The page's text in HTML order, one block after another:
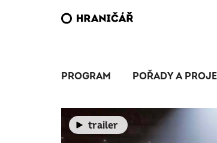
PROGRAM POŘADY A
trailer